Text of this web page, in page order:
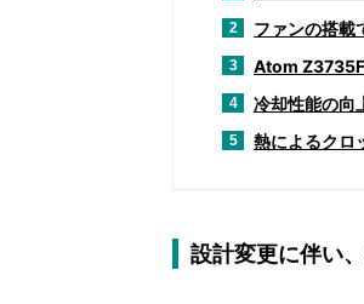
2 ファンの搭載
3 Atom
4 冷却性能の向
5 熱によるクロ
設計変更に伴い